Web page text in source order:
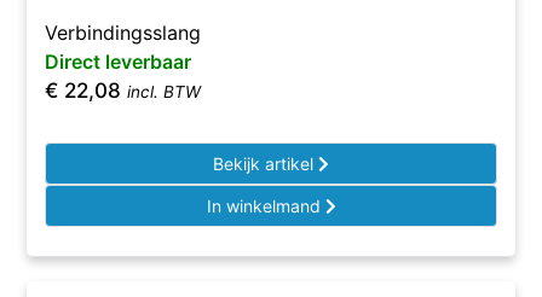
Verbindingsslang
Direct leverbaar
€ 22,08 incl. BTW
Bekijk artikel
In winkelmand